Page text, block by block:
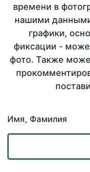
времени в
нашими
графики,
фиксации -
фото. Также
Имя, Фамилия